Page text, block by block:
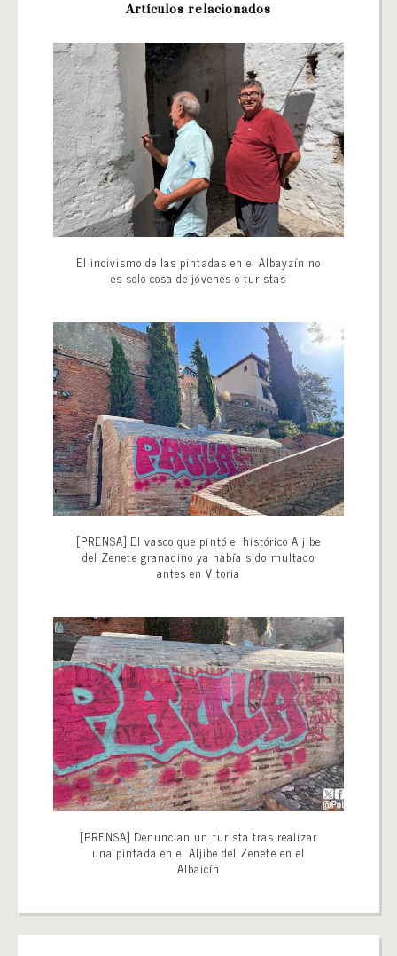
Artículos relacionados
El incivismo de las pintadas en el Albayzín no
es solo cosa de jóvenes o turistas
[PRENSA] El vasco que pintó el histórico Aljibe
del Zenete granadino ya había sido multado
antes en Vitoria
[PRENSA] Denuncian un turista tras realizar
una pintada en el Aljibe del Zenete en el
Albaicín